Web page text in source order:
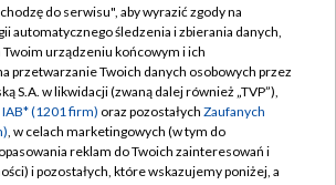
TVP
TVP
Cyfrowa
Regulamin TVP
Polityka prywatności
Moje zgody
do serwisu", aby wyrazić zgody na
automatycznego śledzenia i zbierania danych,
urządzeniu końcowym i ich
przetwarzanie Twoich danych osobowych przez
S.A. w likwidacji (zwaną dalej również „TVP”),
(1201 firm) oraz pozostałych Zaufanych
, w celach marketingowych (w tym do
reklam do Twoich zainteresowań i
i pozostałych, które wskazujemy poniżej, a